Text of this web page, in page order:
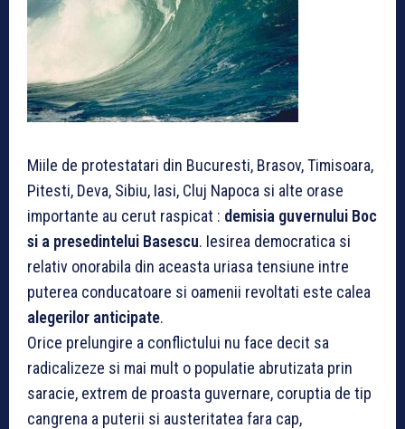
Miile de protestatari din Bucuresti, Brasov, Timisoara,
Pitesti, Deva, Sibiu, Iasi, Cluj Napoca si alte orase
importante au cerut raspicat : demisia guvernului Boc
si a presedintelui Basescu. Iesirea democratica si
relativ onorabila din aceasta uriasa tensiune intre
puterea conducatoare si oamenii revoltati este calea
alegerilor anticipate.
Orice prelungire a conflictului nu face decit sa
radicalizeze si mai mult o populatie abrutizata prin
saracie, extrem de proasta guvernare, coruptia de tip
cangrena a puterii si austeritatea fara cap,